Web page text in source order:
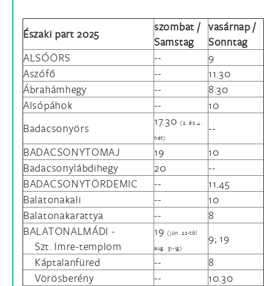
Északi part 2025
szombat /
Samstag
vasárnap /
Sonntag
ALSÓÖRS
--
9
Aszófő
--
11.30
Ábrahámhegy
--
8.30
Alsópáhok
--
10
Badacsonyörs
17.30(2. és 4.
hét)
--
BADACSONYTOMAJ
19
10
Badacsonylábdihegy
20
--
BADACSONYTÖRDEMIC
--
11.45
Balatonakali
--
10
Balatonakarattya
--
8
BALATONALMÁDI -
Szt. Imre-templom
19(jún. 22-től
aug. 31-ig)
9; 19
Káptalanfüred
--
8
Vörösberény
--
10.30